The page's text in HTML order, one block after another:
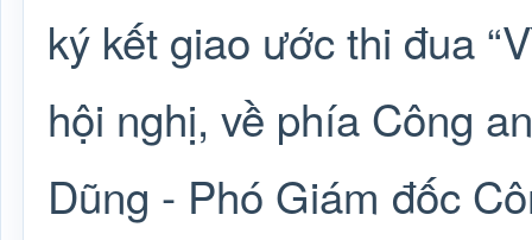
ký kết giao ước thi đua
hội nghị, về phía Công
Dũng - Phó Giám đốc